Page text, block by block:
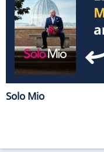
Solo Mio